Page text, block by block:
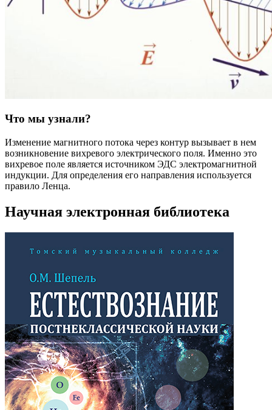
Что мы узнали?
Изменение магнитного потока через контур вызывает в нем
возникновение вихревого электрического поля. Именно это
вихревое поле является источником ЭДС электромагнитной
индукции. Для определения его направления используется
правило Ленца.
Научная электронная библиотека